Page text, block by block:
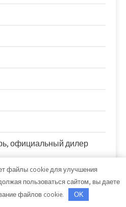
официальный дилер
монтажная
файлы cookie для улучшения
пользоваться сайтом, вы даете
файлов cookie.
OK